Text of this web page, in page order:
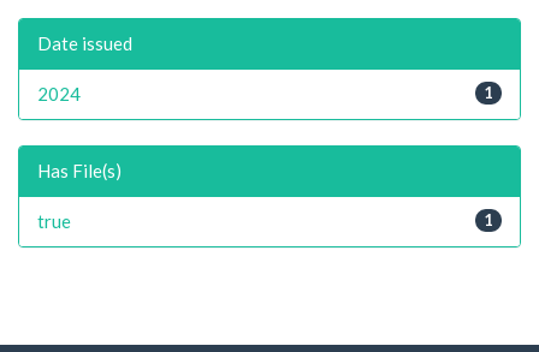
Date issued
1
2024
Has File(s)
1
true